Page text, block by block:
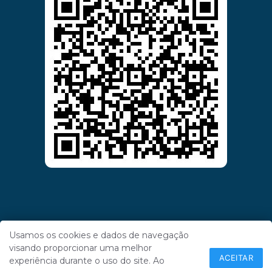
Usamos os cookies e dados de navegação
visando proporcionar uma melhor
experiência durante o uso do site. Ao
ACEITAR